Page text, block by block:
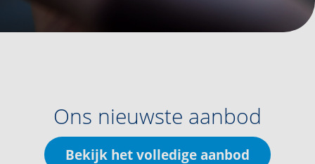
Ons nieuwste aanbod
Bekijk het volledige aanbod